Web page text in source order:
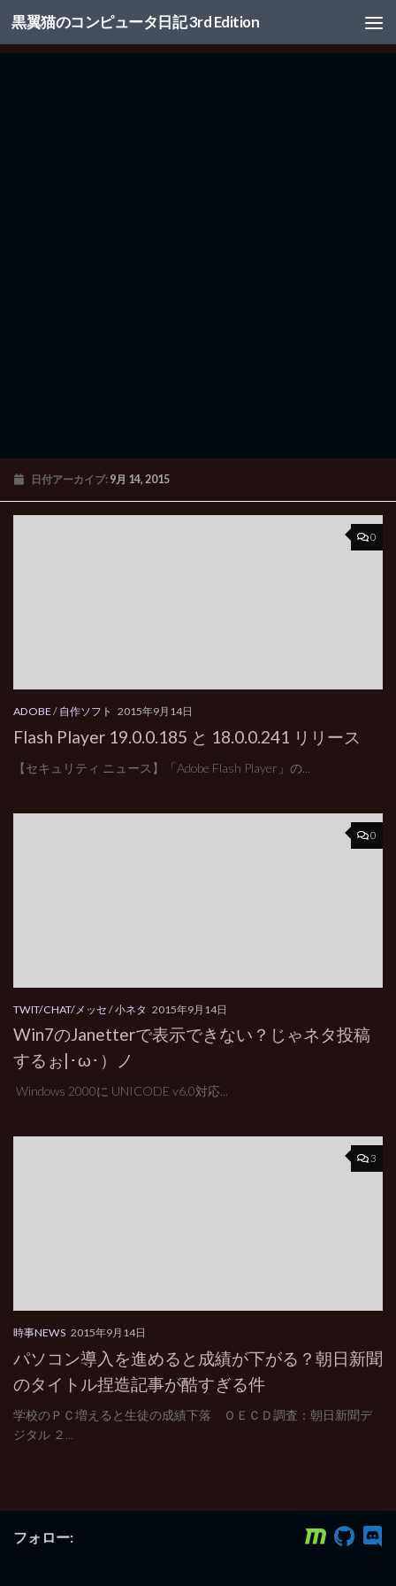
コンテンツへスキップ
黒翼猫のコンピュータ日記 3rd Edition
日付アーカイブ: 9月 14, 2015
0
ADOBE/ 自作ソフト 2015年9月14日
Flash Player 19.0.0.185 と 18.0.0.241 リリース
【セキュリティ ニュース】「Adobe Flash Player」の...
0
TWIT/CHAT/メッセ /小ネタ 2015年9月14日
Win7のJanetterで表示できない？じゃネタ投稿
するぉ|･ω･）ノ
Windows 2000に UNICODE v6.0対応...
3
時事NEWS 2015年9月14日
パソコン導入を進めると成績が下がる？朝日新聞
のタイトル捏造記事が酷すぎる件
学校のＰＣ増えると生徒の成績下落 ＯＥＣＤ調査：朝日新聞デ
ジタル ２...
フォロー: